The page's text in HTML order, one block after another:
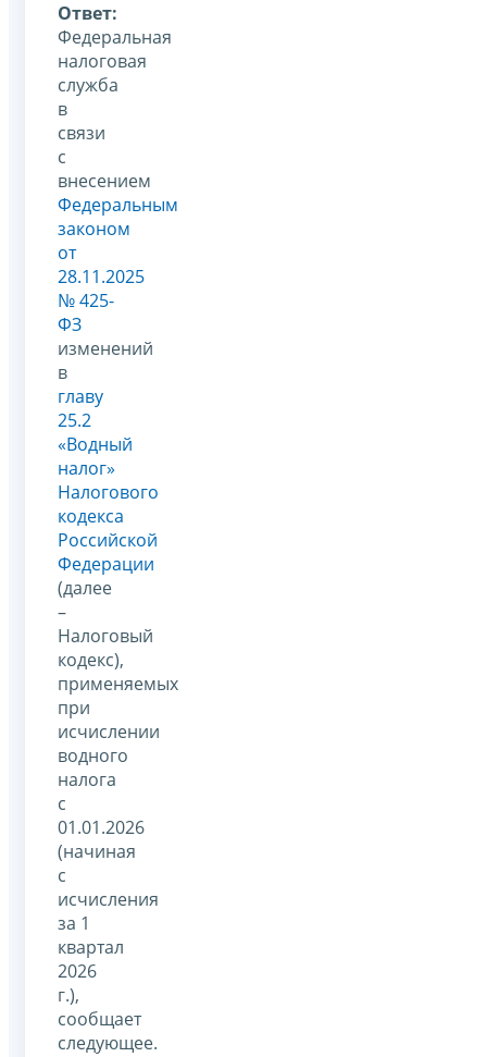
Ответ:
Федеральная
налоговая
служба
в
связи
с
внесением
Федеральным
законом
от
28.11.2025
№ 425-
ФЗ
изменений
в
главу
25.2
«Водный
налог»
Налогового
кодекса
Российской
Федерации
(далее
–
Налоговый
кодекс),
применяемых
при
исчислении
водного
налога
с
01.01.2026
(начиная
с
исчисления
за 1
квартал
2026
г.),
сообщает
следующее.